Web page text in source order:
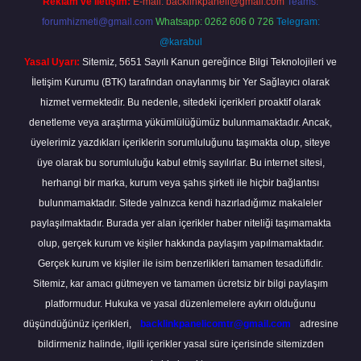
forumhizmeti@gmail.com Whatsapp: 0262 606 0 726 Telegram:
@karabul
Yasal Uyarı: Sitemiz, 5651 Sayılı Kanun gereğince Bilgi Teknolojileri ve
İletişim Kurumu (BTK) tarafından onaylanmış bir Yer Sağlayıcı olarak
hizmet vermektedir. Bu nedenle, sitedeki içerikleri proaktif olarak
denetleme veya araştırma yükümlülüğümüz bulunmamaktadır. Ancak,
üyelerimiz yazdıkları içeriklerin sorumluluğunu taşımakta olup, siteye
üye olarak bu sorumluluğu kabul etmiş sayılırlar. Bu internet sitesi,
herhangi bir marka, kurum veya şahıs şirketi ile hiçbir bağlantısı
bulunmamaktadır. Sitede yalnızca kendi hazırladığımız makaleler
paylaşılmaktadır. Burada yer alan içerikler haber niteliği taşımamakta
olup, gerçek kurum ve kişiler hakkında paylaşım yapılmamaktadır.
Gerçek kurum ve kişiler ile isim benzerlikleri tamamen tesadüfidir.
Sitemiz, kar amacı gütmeyen ve tamamen ücretsiz bir bilgi paylaşım
platformudur. Hukuka ve yasal düzenlemelere aykırı olduğunu
düşündüğünüz içerikleri,
backlinkpanelicomtr@gmail.com
adresine
bildirmeniz halinde, ilgili içerikler yasal süre içerisinde sitemizden